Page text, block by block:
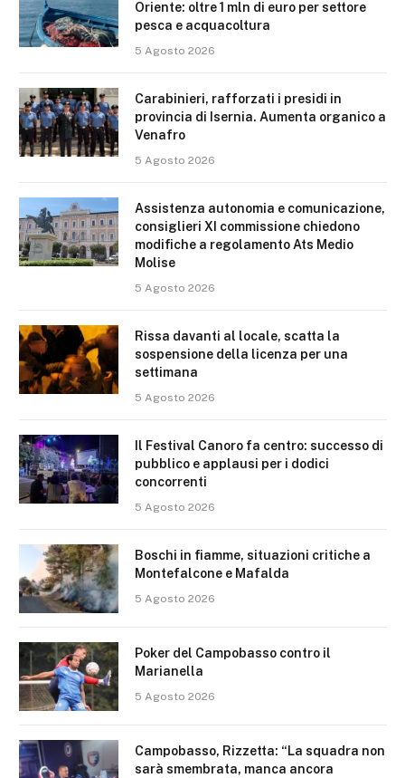
Oriente: oltre 1 mln di euro per settore
pesca e acquacoltura
5 Agosto 2026
Carabinieri, rafforzati i presidi in
provincia di Isernia. Aumenta organico a
Venafro
5 Agosto 2026
Assistenza autonomia e comunicazione,
consiglieri XI commissione chiedono
modifiche a regolamento Ats Medio
Molise
5 Agosto 2026
Rissa davanti al locale, scatta la
sospensione della licenza per una
settimana
5 Agosto 2026
Il Festival Canoro fa centro: successo di
pubblico e applausi per i dodici
concorrenti
5 Agosto 2026
Boschi in fiamme, situazioni critiche a
Montefalcone e Mafalda
5 Agosto 2026
Poker del Campobasso contro il
Marianella
5 Agosto 2026
Campobasso, Rizzetta: “La squadra non
sarà smembrata, manca ancora